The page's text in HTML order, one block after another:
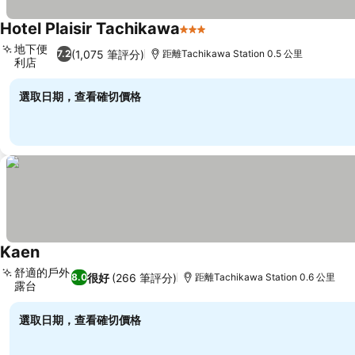
Hotel Plaisir Tachikawa3 星級
7.2(1,075 筆評分)
地下便
利店
距離Tachikawa Station 0.5 公里
選取日期，查看確切價格
Kaen查看價格
8.0很好 (266 筆評分)
舒適的戶外
露台
距離Tachikawa Station 0.6 公里
選取日期，查看確切價格